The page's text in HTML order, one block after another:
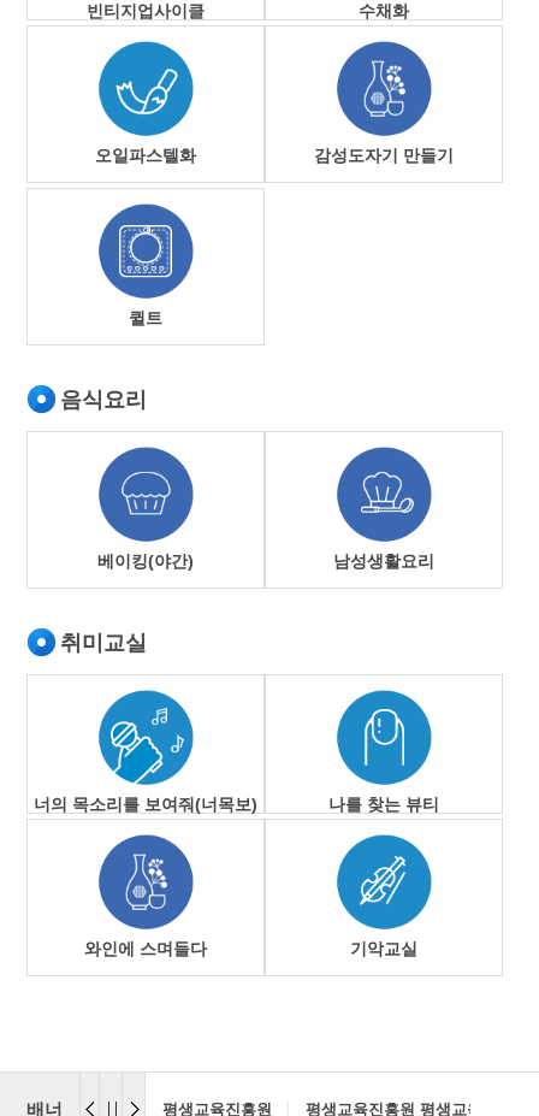
빈티지업사이클 수채화
오일파스텔화 감성도자기 만들기
퀼트
음식요리
베이킹(야간) 남성생활요리
취미교실
너의 목소리를 보여줘(너목보) 나를 찾는 뷰티
와인에 스며들다 기악교실
배너 평생교육진흥원 평생교육진흥원 평생교육센터